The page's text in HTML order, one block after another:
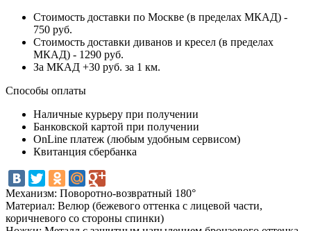
Стоимость доставки по Москве (в пределах МКАД) -
750 руб.
Стоимость доставки диванов и кресел (в пределах
МКАД) - 1290 руб.
За МКАД +30 руб. за 1 км.
Способы оплаты
Наличные курьеру при получении
Банковской картой при получении
OnLine платеж (любым удобным сервисом)
Квитанция сбербанка
Механизм: Поворотно-возвратный 180°
Материал: Велюр (бежевого оттенка с лицевой части,
коричневого со стороны спинки)